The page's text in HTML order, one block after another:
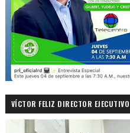
VÍCTOR FELIZ DIRECTOR